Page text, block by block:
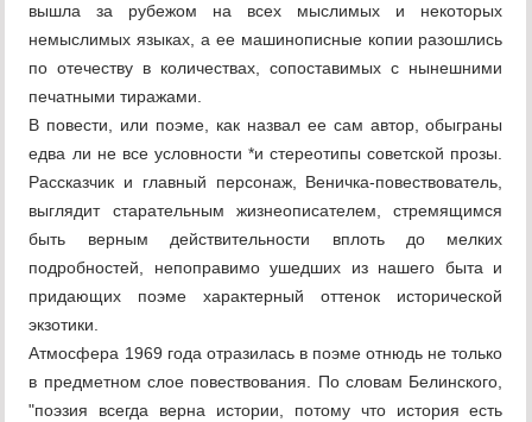
вышла за рубежом на всех мыслимых и некоторых
немыслимых языках, а ее машинописные копии разошлись
по отечеству в количествах, сопоставимых с нынешними
печатными тиражами.
В повести, или поэме, как назвал ее сам автор, обыграны
едва ли не все условности *и стереотипы советской прозы.
Рассказчик и главный персонаж, Веничка-повествователь,
выглядит старательным жизнеописателем, стремящимся
быть верным действительности вплоть до мелких
подробностей, непоправимо ушедших из нашего быта и
придающих поэме характерный оттенок исторической
экзотики.
Атмосфера 1969 года отразилась в поэме отнюдь не только
в предметном слое повествования. По словам Белинского,
"поэзия всегда верна истории, потому что история есть